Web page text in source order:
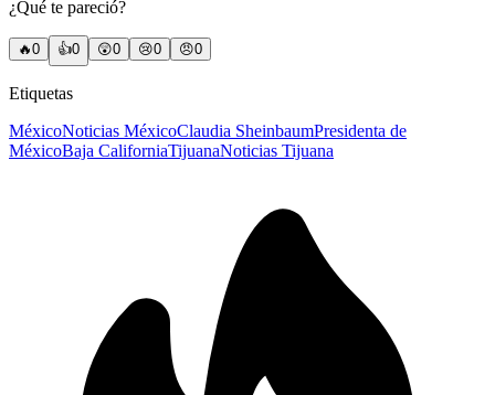
¿Qué te pareció?
🔥0 👍0 😲0 😢0 😠0
Etiquetas
MéxicoNoticias MéxicoClaudia SheinbaumPresidenta de
MéxicoBaja CaliforniaTijuanaNoticias Tijuana